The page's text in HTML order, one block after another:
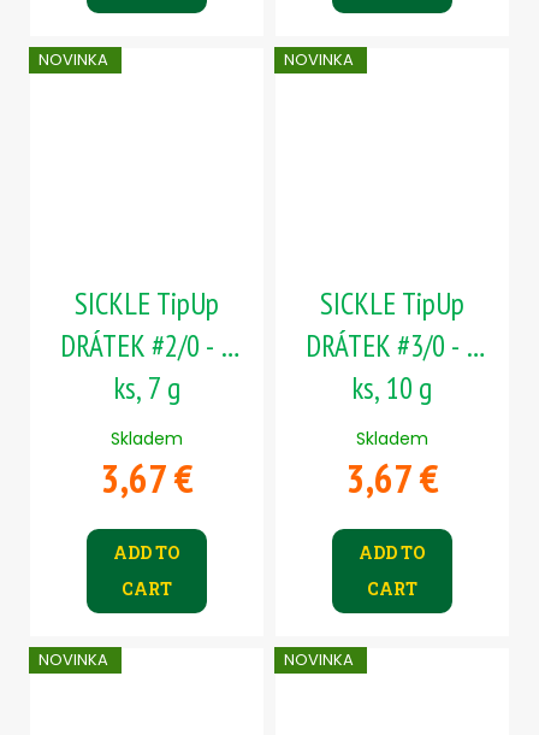
NOVINKA
SICKLE TipUp
DRÁTEK #2/0 - 5
ks, 7 g
Skladem
3,67 €
ADD TO
CART
NOVINKA
SICKLE TipUp
DRÁTEK #3/0 - 5
ks, 10 g
Skladem
3,67 €
ADD TO
CART
NOVINKA NOVINKA